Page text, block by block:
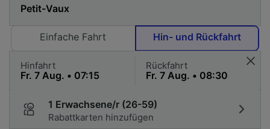
Einfache Fahrt Hin- und Rückfahrt
Hinfahrt Rückfahrt
1 Erwachsene/r (26-59)
Rabattkarten hinzufügen